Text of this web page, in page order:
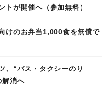
トが開催へ（参加無料）
けのお弁当1,000食を無償で
、“バス・タクシーのり
消へ